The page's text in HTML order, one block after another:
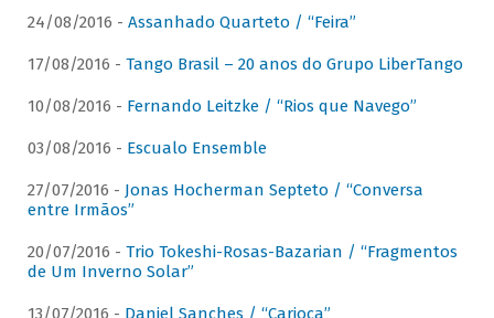
24/08/2016 - Assanhado Quarteto / “Feira”
17/08/2016 - Tango Brasil – 20 anos do Grupo LiberTango
10/08/2016 - Fernando Leitzke / “Rios que Navego”
03/08/2016 - Escualo Ensemble
27/07/2016 - Jonas Hocherman Septeto / “Conversa
entre Irmãos”
20/07/2016 - Trio Tokeshi-Rosas-Bazarian / “Fragmentos
de Um Inverno Solar”